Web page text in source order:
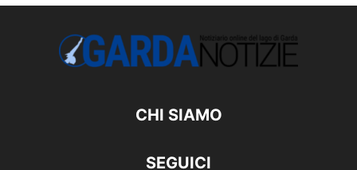
CHI SIAMO
SEGUICI